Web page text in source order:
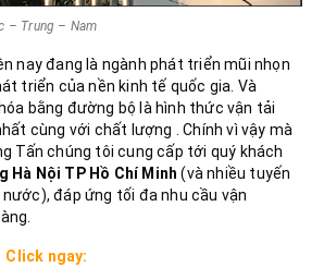
– Trung – Nam
nay đang là ngành phát triển mũi nhọn
triển của nền kinh tế quốc gia. Và
bằng đường bộ là hình thức vận tải
cùng với chất lượng . Chính vì vậy mà
Tấn chúng tôi cung cấp tới quý khách
Hà Nội TP Hồ Chí Minh (và nhiều tuyến
đáp ứng tối đa nhu cầu vận
Click ngay: